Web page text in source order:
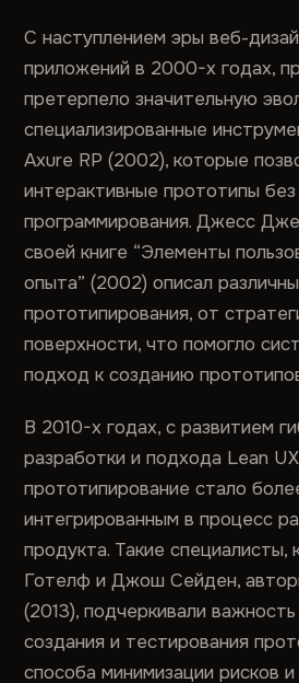
С наступлением эры веб-
приложений в 2000-х годах,
претерпело значительную
специализированные
Axure RP (2002), которые
интерактивные прототипы без
программирования. Джесс
своей книге “Элементы
опыта” (2002) описал
прототипирования, от
поверхности, что помогло
подход к созданию
В 2010-х годах, с развитием
разработки и подхода Lean
прототипирование стало
интегрированным в процесс
продукта. Такие
Готелф и Джош Сейден,
(2013), подчеркивали
создания и тестирования
способа минимизации рисков